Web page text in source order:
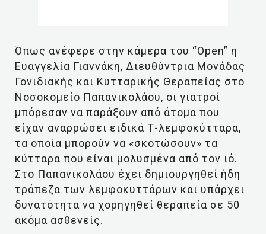
Όπως ανέφερε στην κάμερα του “Open” η
Ευαγγελία Γιαννάκη, Διευθύντρια Μονάδας
Γονιδιακής και Κυτταρικής Θεραπείας στο
Νοσοκομείο Παπανικολάου, οι γιατροί
μπόρεσαν να παράξουν από άτομα που
είχαν αναρρώσει ειδικά Τ-λεμφοκύτταρα,
τα οποία μπορούν να «σκοτώσουν» τα
κύτταρα που είναι μολυσμένα από τον ιό.
Στο Παπανικολάου έχει δημιουργηθεί ήδη
τράπεζα των λεμφοκυττάρων και υπάρχει
δυνατότητα να χορηγηθεί θεραπεία σε 50
ακόμα ασθενείς.